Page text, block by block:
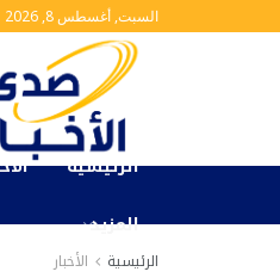
السبت, أغسطس 8, 2026
الرئيسية
المزيد
الرئيسية الأخبار